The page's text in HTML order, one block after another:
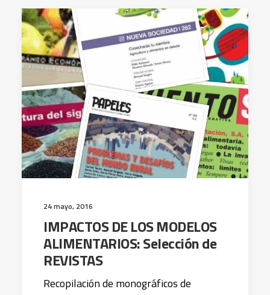
24 mayo, 2016
IMPACTOS DE LOS MODELOS
ALIMENTARIOS: Selección de
REVISTAS
Recopilación de monográficos de